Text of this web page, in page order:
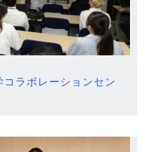
ラボレーションセン